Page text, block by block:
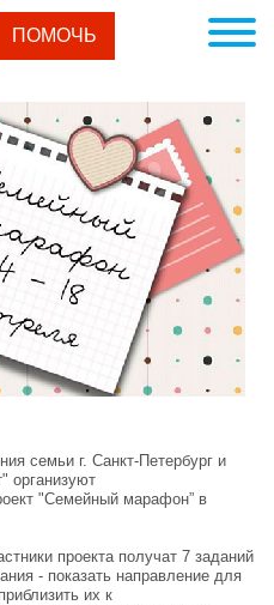
ПОМОЧЬ
семьи г. Санкт-Петербург и
организуют
"Семейный марафон” в
проекта получат 7 заданий
- показать направление для
их к